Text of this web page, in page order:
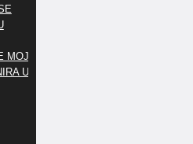
MOJE
U